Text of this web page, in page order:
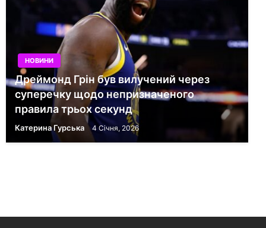
НОВИНИ
Дреймонд Грін був вилучений через
суперечку щодо непризначеного
правила трьох секунд
Катерина Гурська 4 Січня, 2026